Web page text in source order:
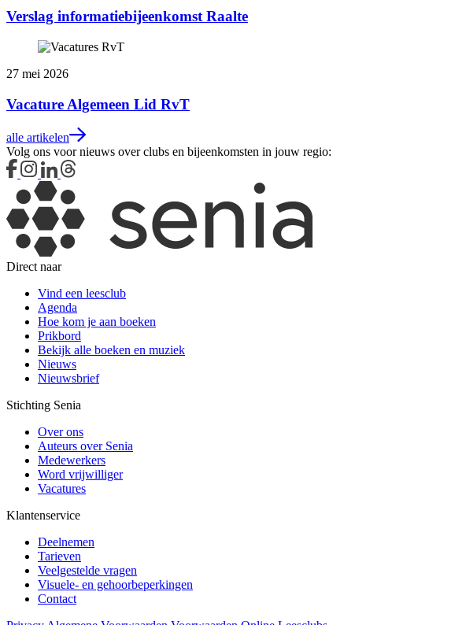
Verslag informatiebijeenkomst Raalte
27 mei 2026
Vacature Algemeen Lid RvT
alle artikelen
Volg ons voor nieuws over clubs en bijeenkomsten in jouw regio:
Direct naar
Vind een leesclub
Agenda
Hoe kom je aan boeken
Prikbord
Bekijk alle boeken en muziek
Nieuws
Nieuwsbrief
Stichting Senia
Over ons
Auteurs over Senia
Medewerkers
Word vrijwilliger
Vacatures
Klantenservice
Deelnemen
Tarieven
Veelgestelde vragen
Visuele- en gehoorbeperkingen
Contact